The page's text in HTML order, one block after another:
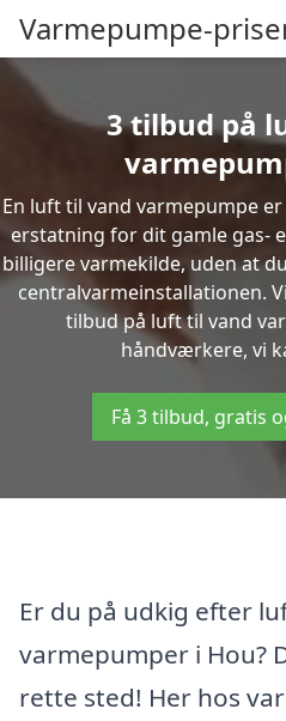
Varmepumpe-
3 tilbud på
En luft til vand varmepumpe
erstatning for dit gamle gas-
billigere varmekilde, uden at
centralvarmeinstallationen.
tilbud på luft til vand
håndværkere, vi
Få 3 tilbud, gratis
Er du på udkig efter
varmepumper i Hou?
rette sted! Her hos